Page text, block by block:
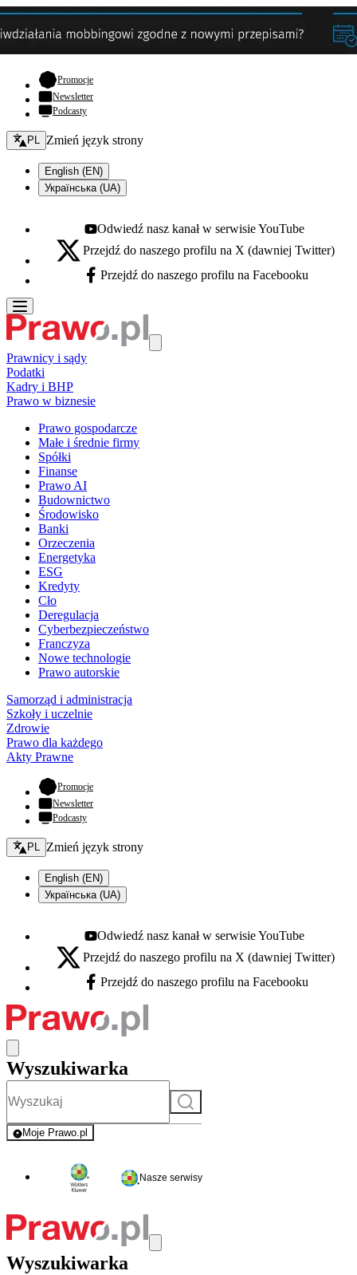
Promocje- otwiera się w nowej karcie
Newsletter
Podcasty
Zmień język - bieżący:
PL Zmień język strony
English (EN)
Українська (UA)
Youtube - otwiera się w nowej karcie
Odwiedź nasz kanał w serwisie YouTube
X - otwiera się w nowej karcie
Przejdź do naszego profilu na X (dawniej Twitter)
Facebook - otwiera się w nowej karcie
Przejdź do naszego profilu na Facebooku
Prawnicy i sądy
Podatki
Kadry i BHP
Prawo w biznesie
Prawo gospodarcze
Małe i średnie firmy
Spółki
Finanse
Prawo AI
Budownictwo
Środowisko
Banki
Orzeczenia
Energetyka
ESG
Kredyty
Cło
Deregulacja
Cyberbezpieczeństwo
Franczyza
Nowe technologie
Prawo autorskie
Samorząd i administracja
Szkoły i uczelnie
Zdrowie
Prawo dla każdego
Akty Prawne
Promocje- otwiera się w nowej karcie
Newsletter
Podcasty
Zmień język - bieżący:
PL Zmień język strony
English (EN)
Українська (UA)
Youtube - otwiera się w nowej karcie
Odwiedź nasz kanał w serwisie YouTube
X - otwiera się w nowej karcie
Przejdź do naszego profilu na X (dawniej Twitter)
Facebook - otwiera się w nowej karcie
Przejdź do naszego profilu na Facebooku
Wyszukiwarka
Szukaj
Moje Prawo.pl
- rejestracja i logowanie do serwisu
Nasze serwisy
Wyszukiwarka